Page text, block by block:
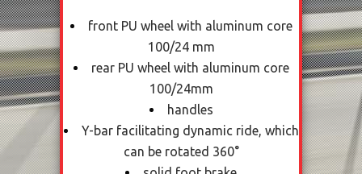
front PU wheel with aluminum core
100/24 mm
rear PU wheel with aluminum core
100/24mm
handles
Y-bar facilitating dynamic ride, which
can be rotated 360°